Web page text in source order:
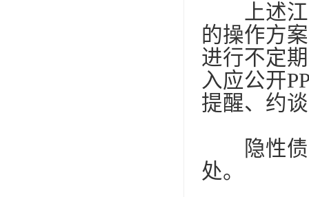
上述江
的操作方
进行不定
入应公开
提醒、约
隐性债
处。